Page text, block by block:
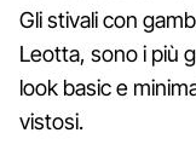
Gli stivali con
Leotta, sono i più
look basic e
vistosi.